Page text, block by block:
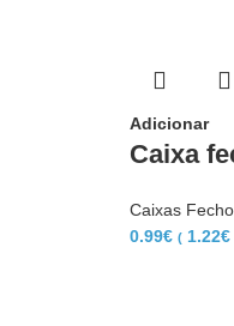
Adicionar
Caixa
Caixas
0.99€ ( 1.22€